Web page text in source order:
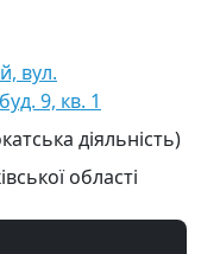
вул.
9, кв. 1
діяльність)
області